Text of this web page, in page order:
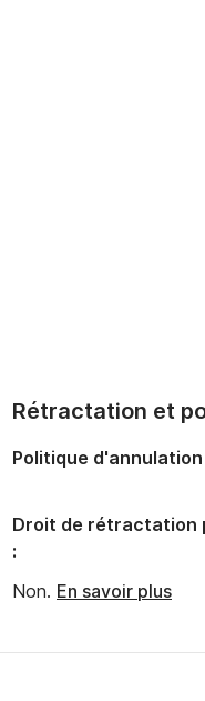
Rétractation et
Politique d'annulation
Droit de rétractation
:
Non. En savoir plus